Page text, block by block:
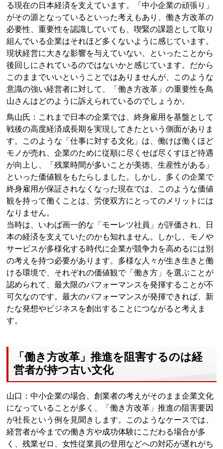
る現在の日本経済を支えています。「中小企業の頑張り」
がその源となっているといった考えもあり、働き方改革の
必要性、重要性を認識していても、喫緊の課題として取り
組んでいる企業はそれほど多くないように感じています。
現状経営に大きな影響を与えていない、といったことから
後回しにされているのではないかと感じています。だから
このままでいいということではありませんが、このような
意識の強い経営者に対して、「働き方改革」の重要性を鳥
山さんはどのように訴えられているのでしょうか。
鳥山氏：これまで日本の企業では、終身雇用を基盤として
戦後の高度経済成長期を実現してきたという側面がありま
す。このような「仕事に対する文化」は、働けば働くほど
モノが売れ、企業のために従順に尽くせば尽くすほど待遇
が向上し、「残業時間が多いことが美徳、生産性がある」
といった価値観をもたらしました。しかし、多くの企業で
終身雇用が保証されなくなった現在では、このような価値
観を持って働くことは、労使双方にとってのメリットには
なりません。
当時は、いわば画一的な「モーレツ社員」が評価され、日
本の経済を支えていたのかも知れません。しかし、モノや
サービスが多様化する時代に企業が競争力を高めるには別
の考えを持つ必要があります。多様な人々が生き生きと働
ける環境で、それぞれの価値観で「働き方」を選ぶことが
認められて、最大限のパフォーマンスを発揮することが不
可欠なのです。最大のパフォーマンスが発揮できれば、新
たな発想やビジネスを創出することにつながると考えま
す。
「働き方改革」推進を阻害するのは経
営者が持つ古い文化
山口：中小企業の場合、創業者の考えがそのまま企業文化
になっていることが多く、「働き方改革」推進の阻害要因
が社長という例を見聞きします。このようなケースでは、
経営者が今までの働き方や成功体験にこだわる場合が多
く、残業ゼロ、女性従業員の登用などへの対応が遅れがち